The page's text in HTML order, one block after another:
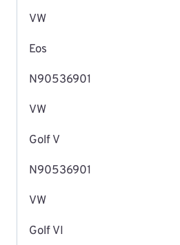
VW
Eos
N90536901
VW
Golf V
N90536901
VW
Golf VI